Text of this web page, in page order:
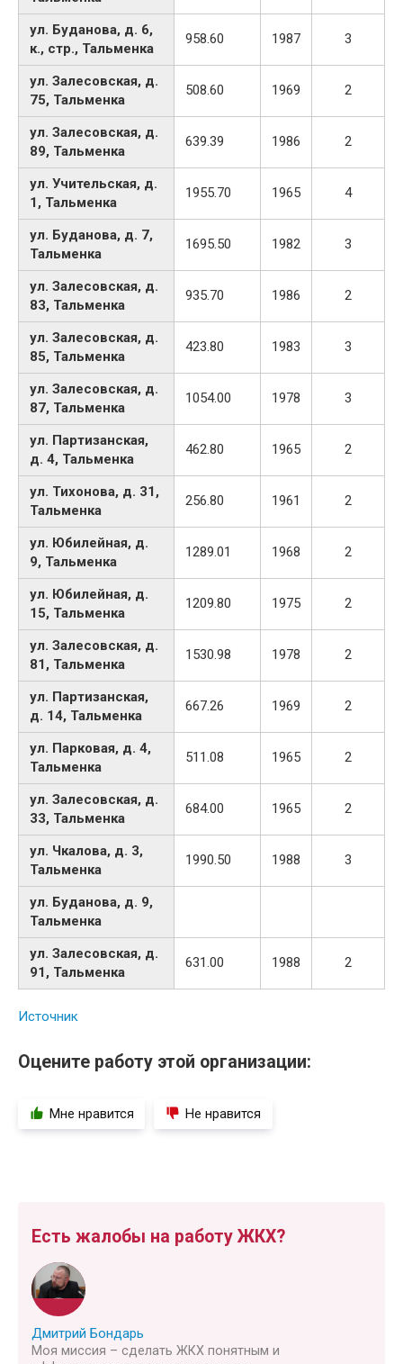
ул. Буданова, д. 6,
к., стр., Тальменка
958.60 1987 3
ул. Залесовская, д.
75, Тальменка
508.60 1969 2
ул. Залесовская, д.
89, Тальменка
639.39 1986 2
ул. Учительская, д.
1, Тальменка
1955.70 1965 4
ул. Буданова, д. 7,
Тальменка
1695.50 1982 3
ул. Залесовская, д.
83, Тальменка
935.70 1986 2
ул. Залесовская, д.
85, Тальменка
423.80 1983 3
ул. Залесовская, д.
87, Тальменка
1054.00 1978 3
ул. Партизанская,
д. 4, Тальменка
462.80 1965 2
ул. Тихонова, д. 31,
Тальменка
256.80 1961 2
ул. Юбилейная, д.
9, Тальменка
1289.01 1968 2
ул. Юбилейная, д.
15, Тальменка
1209.80 1975 2
ул. Залесовская, д.
81, Тальменка
1530.98 1978 2
ул. Партизанская,
д. 14, Тальменка
667.26 1969 2
ул. Парковая, д. 4,
Тальменка
511.08 1965 2
ул. Залесовская, д.
33, Тальменка
684.00 1965 2
ул. Чкалова, д. 3,
Тальменка
1990.50 1988 3
ул. Буданова, д. 9,
Тальменка
ул. Залесовская, д.
91, Тальменка
631.00 1988 2
Источник
Оцените работу этой организации:
Мне нравится Не нравится
Есть жалобы на работу ЖКХ?
Дмитрий Бондарь
Моя миссия – сделать ЖКХ понятным и